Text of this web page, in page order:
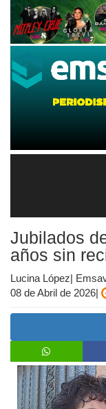
Jubilados
años sin
Lucina López|
08 de Abril de 2026|